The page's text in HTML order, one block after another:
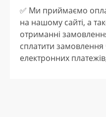
✅️ Ми приймаємо
на нашому сайті, а
отриманні
сплатити
електронних